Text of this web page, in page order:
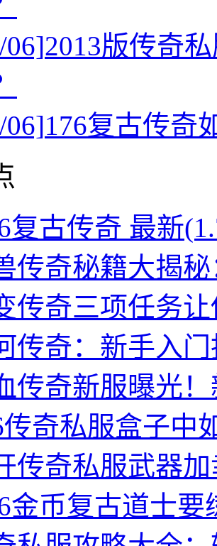
06]2013版传奇
06]176复古传奇
复古传奇 最新
传奇秘籍大揭
传奇三项任务
传奇：新手入
传奇新服曝光
传奇私服盒子中
传奇私服武器
金币复古道士